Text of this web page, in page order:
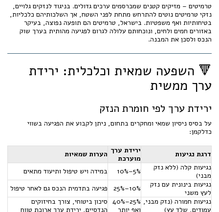
טרמיטים – מזיקים קטנים שמכרסמים ערכים גדולים. בניגוד לנזקים גלויים,
נזקי טרמיטים נוטים להתרחש מתחת לפני השטח, אך השלכותיהם כלכליות,
בטיחותיות ואף משפטיות. בישראל, טרמיטים הם תופעה נפוצה, בעיקר
באזורים חמים ולחים, ונוכחותם עלולה לגרום לפגיעה מהותית בערך שוק
הנכס ולסכן את המבנה.
🔻 השפעה שמאית וכלכלית: ירידת
ערך ממשית
ירידת ערך לפי חומרת הנזק
על בסיס ניסיון שמאי ומחקרים בתחום, ניתן לקבוע את הפגיעה בשווי
כדלקמן:
דרגת נגיעות
ירידת ערך
מוערכת
הערות שמאיות
נגיעות קלה (ללא נזק
מבני)
5%–10%
במידה ויש טיפול ותיעוד מתאים
נגיעות בינונית עם נזק
לעץ משני
10%–25%
פגיעה בתדמית הנכס גם לאחר טיפול
נגיעות חמורה (נזק מבני,
עמודים, שלד עץ)
25%–40%
ואף יותר
סיכון ביטוחי, צורך בחיזוקים
הנדסיים, ירידת ערך ארוכת טווח